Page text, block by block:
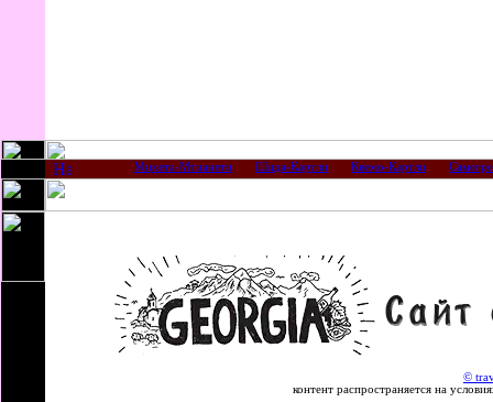
Мцхета-Мтианети Шида-Картли Квемо-Картли
©
контент распространяется на